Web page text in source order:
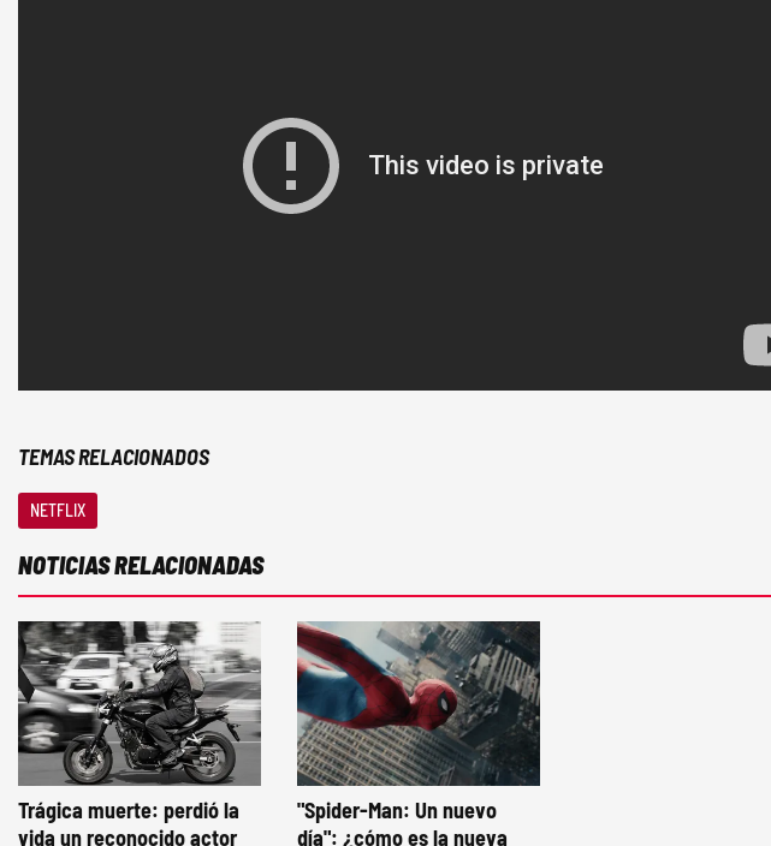
TEMAS RELACIONADOS
NETFLIX
NOTICIAS RELACIONADAS
Trágica muerte: perdió la
vida un reconocido actor
"Spider-Man: Un nuevo
día": ¿cómo es la nueva